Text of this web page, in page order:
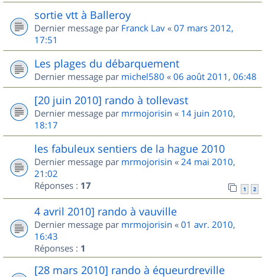
sortie vtt à Balleroy
Dernier message par Franck Lav « 07 mars 2012,
17:51
Les plages du débarquement
Dernier message par michel580 « 06 août 2011, 06:48
[20 juin 2010] rando à tollevast
Dernier message par mrmojorisin « 14 juin 2010,
18:17
les fabuleux sentiers de la hague 2010
Dernier message par mrmojorisin « 24 mai 2010,
21:02
Réponses : 17 1 2
4 avril 2010] rando à vauville
Dernier message par mrmojorisin « 01 avr. 2010,
16:43
Réponses : 1
[28 mars 2010] rando à équeurdreville